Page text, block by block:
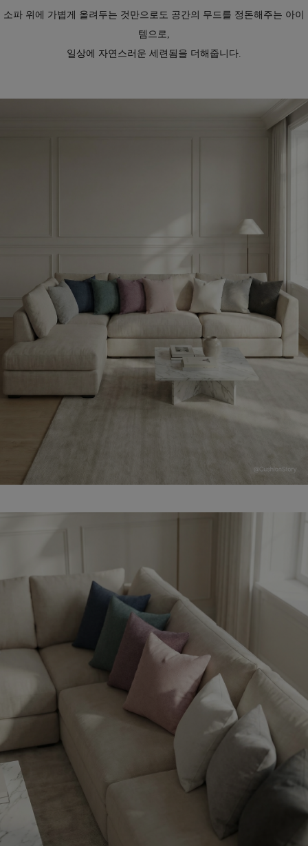
소파 위에 가볍게 올려두는 것만으로도 공간의 무드를 정돈해주는 아이
템으로,
일상에 자연스러운 세련됨을 더해줍니다.